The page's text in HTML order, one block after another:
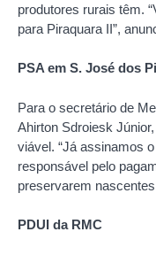
produtores rurais têm.
para Piraquara II”,
PSA em S. José dos
Para o secretário de
Ahirton Sdroiesk
viável. “Já assinamos
responsável pelo
preservarem
PDUI da RMC